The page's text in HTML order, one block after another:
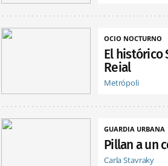
OCIO NOCTURNO
El histórico
Reial
Metrópoli
GUARDIA URBANA
Pillan a un
Carla Stavraky